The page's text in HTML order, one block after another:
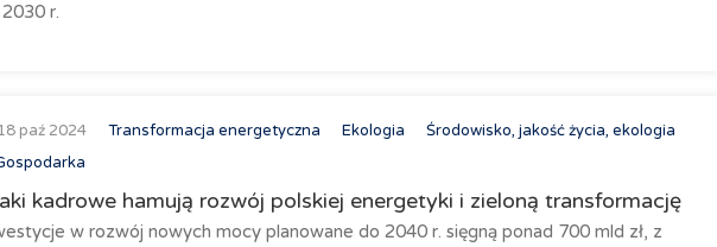
r.
paź 2024 Transformacja energetyczna Ekologia
Środowisko, jakość życia, ekologia
kadrowe hamują rozwój polskiej energetyki i zieloną transformację
w rozwój nowych mocy planowane do 2040 r. sięgną ponad 700 mld zł, z